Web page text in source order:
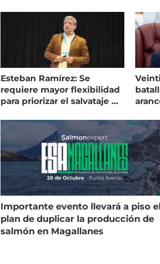
Esteban Ramírez: Se
requiere mayor flexibilidad
para priorizar el salvataje de
Importante evento llevará a piso el
plan de duplicar la producción de
salmón en Magallanes